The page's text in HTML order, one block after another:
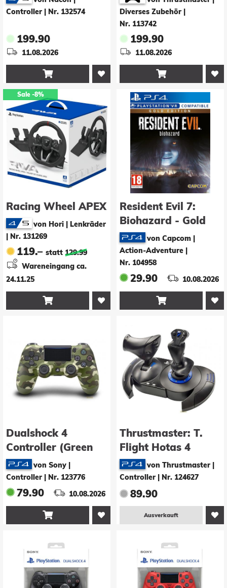
Controller
Nr. 132574
199.90
11.08.2026

Diverses Zubehör
Nr. 113742
199.90
11.08.2026

Sale-8%
Racing Wheel APEX
von Hori | Lenkräder
Nr. 131269
119.– statt 129.99
Wareneingang ca.
24.11.25

Resident Evil 7:
Biohazard - Gold
Editionvon Capcom |
Action-Adventure
Nr. 104958
29.90 10.08.2026

Dualshock 4
Controller (Green
Camouflage)
von Sony |
Controller
Nr. 123776
79.90 10.08.2026

Thrustmaster: T.
Flight Hotas 4
(PS4/PC)von Thrustmaster |
Controller
Nr. 124627
89.90
Ausverkauft